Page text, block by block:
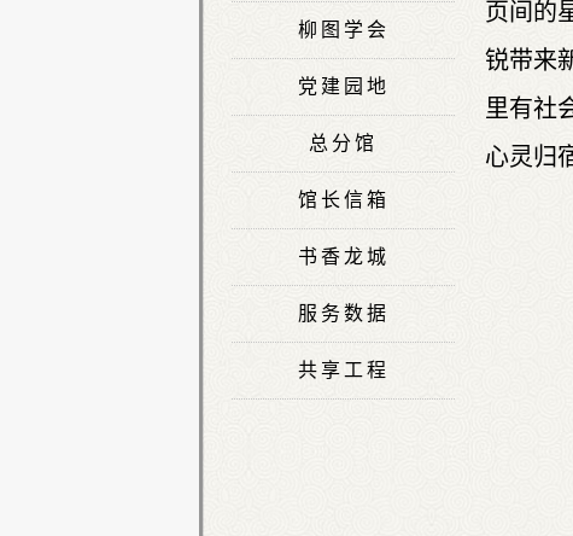
柳图学会
党建园地
总分馆
馆长信箱
书香龙城
服务数据
共享工程
页间的
锐带来
里有社
心灵归